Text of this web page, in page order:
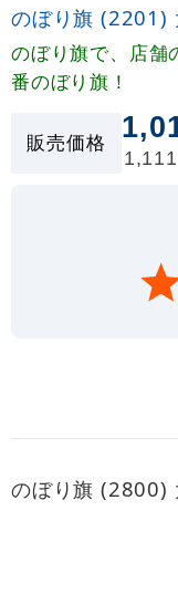
のぼり旗 (2201)
のぼり旗で、店舗
番のぼり旗！
販売価格
1,111
のぼり旗 (2800)